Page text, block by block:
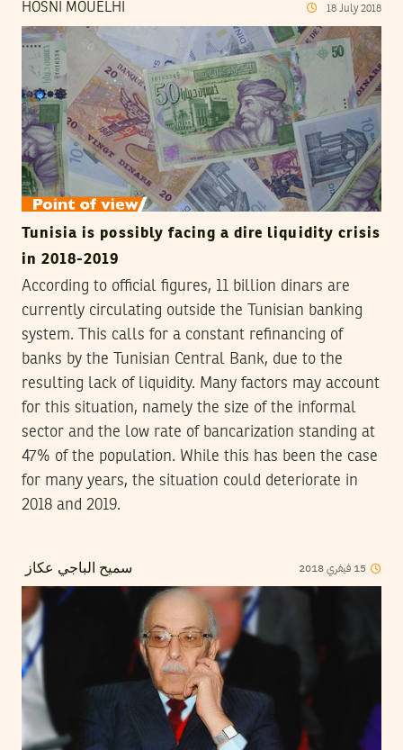
HOSNI MOUELHI 18 July 2018
Tunisia is possibly facing a dire liquidity crisis
in 2018-2019
According to official figures, 11 billion dinars are
currently circulating outside the Tunisian banking
system. This calls for a constant refinancing of
banks by the Tunisian Central Bank, due to the
resulting lack of liquidity. Many factors may account
for this situation, namely the size of the informal
sector and the low rate of bancarization standing at
47% of the population. While this has been the case
for many years, the situation could deteriorate in
2018 and 2019.
سميح الباجي عكاز 15 فيفري2018